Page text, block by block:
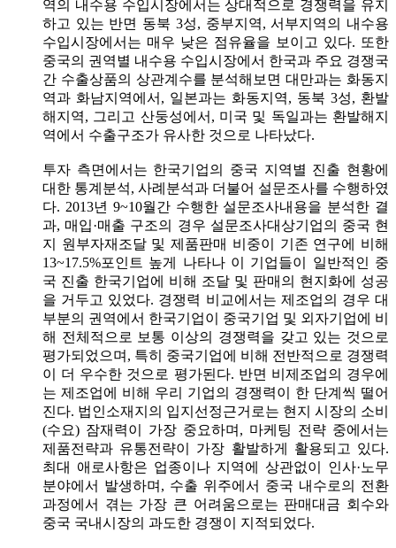
역의 내수용 수입시장에서는 상대적으로 경쟁력을 유지
하고 있는 반면 동북 3성, 중부지역, 서부지역의 내수용
수입시장에서는 매우 낮은 점유율을 보이고 있다. 또한
중국의 권역별 내수용 수입시장에서 한국과 주요 경쟁국
간 수출상품의 상관계수를 분석해보면 대만과는 화동지
역과 화남지역에서, 일본과는 화동지역, 동북 3성, 환발
해지역, 그리고 산둥성에서, 미국 및 독일과는 환발해지
역에서 수출구조가 유사한 것으로 나타났다.
투자 측면에서는 한국기업의 중국 지역별 진출 현황에
대한 통계분석, 사례분석과 더불어 설문조사를 수행하였
다. 2013년 9~10월간 수행한 설문조사내용을 분석한 결
과, 매입·매출 구조의 경우 설문조사대상기업의 중국 현
지 원부자재조달 및 제품판매 비중이 기존 연구에 비해
13~17.5%포인트 높게 나타나 이 기업들이 일반적인 중
국 진출 한국기업에 비해 조달 및 판매의 현지화에 성공
을 거두고 있었다. 경쟁력 비교에서는 제조업의 경우 대
부분의 권역에서 한국기업이 중국기업 및 외자기업에 비
해 전체적으로 보통 이상의 경쟁력을 갖고 있는 것으로
평가되었으며, 특히 중국기업에 비해 전반적으로 경쟁력
이 더 우수한 것으로 평가된다. 반면 비제조업의 경우에
는 제조업에 비해 우리 기업의 경쟁력이 한 단계씩 떨어
진다. 법인소재지의 입지선정근거로는 현지 시장의 소비
(수요) 잠재력이 가장 중요하며, 마케팅 전략 중에서는
제품전략과 유통전략이 가장 활발하게 활용되고 있다.
최대 애로사항은 업종이나 지역에 상관없이 인사·노무
분야에서 발생하며, 수출 위주에서 중국 내수로의 전환
과정에서 겪는 가장 큰 어려움으로는 판매대금 회수와
중국 국내시장의 과도한 경쟁이 지적되었다.